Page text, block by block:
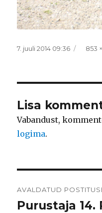
Postitatud
7. juuli 2014 09:36 853
Lisa
Vabandust,
logima.
AVALDATUD
Purustaja 14.